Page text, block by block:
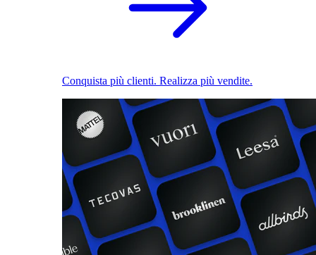
Conquista più clienti. Realizza più vendite.